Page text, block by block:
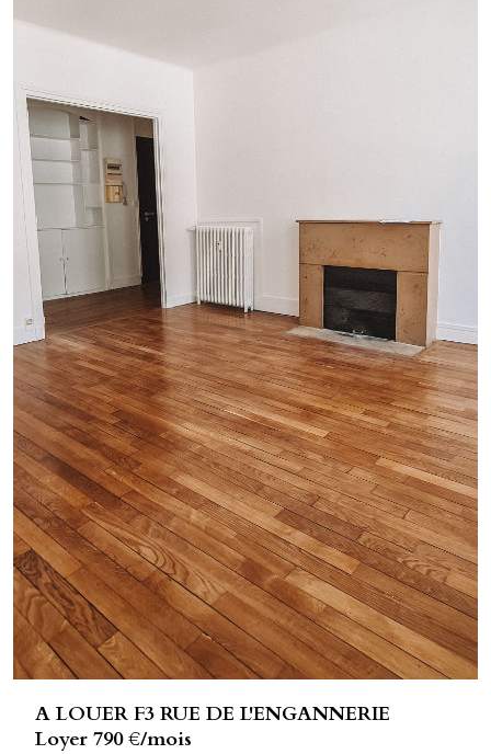
A LOUER F3 RUE DE L'ENGANNERIE
Loyer 790 €/mois